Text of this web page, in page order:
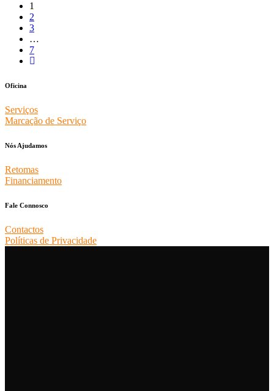
1
2
3
…
7
Oficina
Serviços
Marcação de Serviço
Nós Ajudamos
Retomas
Financiamento
Fale Connosco
Contactos
Políticas de Privacidade